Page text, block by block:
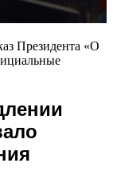
Президента «О